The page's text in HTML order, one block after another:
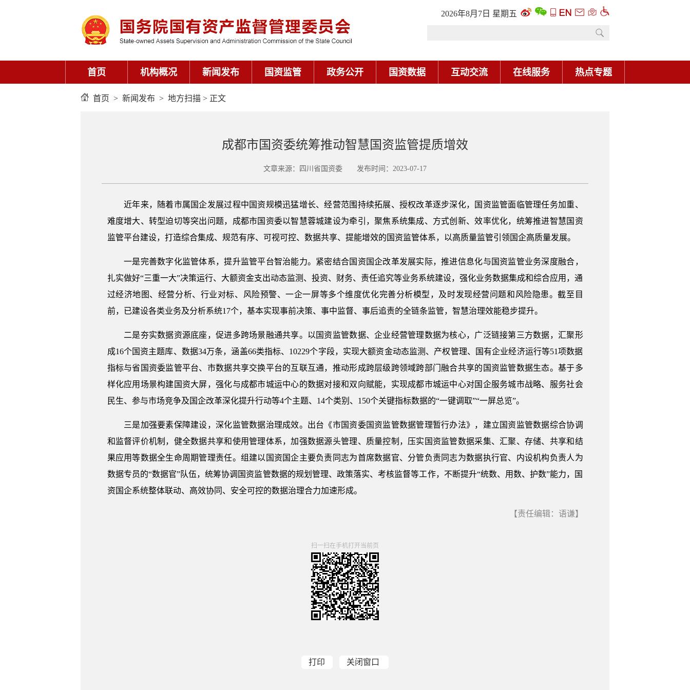
2026年8月7日 星期五
首页 机构概况 新闻发布 国资监管 政务公开 国资数据 互动交流 在线服务 热点专题
首页 > 新闻发布 > 地方扫描 > 正文
成都市国资委统筹推动智慧国资监管提质增效
文章来源：四川省国资委 发布时间：2023-07-17
近年来，随着市属国企发展过程中国资规模迅猛增长、经营范围持续拓展、授权改革逐步深化，国资监管面临管理任务加重、
难度增大、转型迫切等突出问题，成都市国资委以智慧蓉城建设为牵引，聚焦系统集成、方式创新、效率优化，统筹推进智慧国资
监管平台建设，打造综合集成、规范有序、可视可控、数据共享、提能增效的国资监管体系，以高质量监管引领国企高质量发展。
一是完善数字化监管体系，提升监管平台智治能力。紧密结合国资国企改革发展实际，推进信息化与国资监管业务深度融合，
扎实做好“三重一大”决策运行、大额资金支出动态监测、投资、财务、责任追究等业务系统建设，强化业务数据集成和综合应用，通
过经济地图、经营分析、行业对标、风险预警、一企一屏等多个维度优化完善分析模型，及时发现经营问题和风险隐患。截至目
前，已建设各类业务及分析系统17个，基本实现事前决策、事中监督、事后追责的全链条监管，智慧治理效能稳步提升。
二是夯实数据资源底座，促进多跨场景融通共享。以国资监管数据、企业经营管理数据为核心，广泛链接第三方数据，汇聚形
成16个国资主题库、数据34万条，涵盖66类指标、10229个字段，实现大额资金动态监测、产权管理、国有企业经济运行等51项数据
指标与省国资委监管平台、市数据共享交换平台的互联互通，推动形成跨层级跨领域跨部门融合共享的国资监管数据生态。基于多
样化应用场景构建国资大屏，强化与成都市城运中心的数据对接和双向赋能，实现成都市城运中心对国企服务城市战略、服务社会
民生、参与市场竞争及国企改革深化提升行动等4个主题、14个类别、150个关键指标数据的“一键调取”“一屏总览”。
三是加强要素保障建设，深化监管数据治理成效。出台《市国资委国资监管数据管理暂行办法》，建立国资监管数据综合协调
和监督评价机制，健全数据共享和使用管理体系，加强数据源头管理、质量控制，压实国资监管数据采集、汇聚、存储、共享和结
果应用等数据全生命周期管理责任。组建以国资国企主要负责同志为首席数据官、分管负责同志为数据执行官、内设机构负责人为
数据专员的“数据官”队伍，统筹协调国资监管数据的规划管理、政策落实、考核监督等工作，不断提升“统数、用数、护数”能力，国
资国企系统整体联动、高效协同、安全可控的数据治理合力加速形成。
【责任编辑：语谦】
扫一扫在手机打开当前页
打印 关闭窗口